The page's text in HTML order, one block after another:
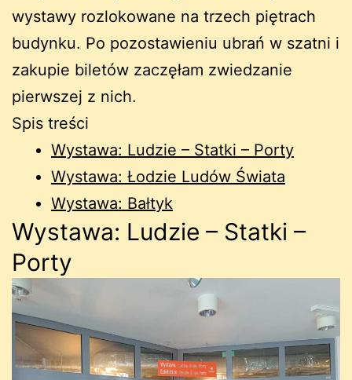
wystawy rozlokowane na trzech piętrach
budynku. Po pozostawieniu ubrań w szatni i
zakupie biletów zaczęłam zwiedzanie
pierwszej z nich.
Spis treści
Wystawa: Ludzie – Statki – Porty
Wystawa: Łodzie Ludów Świata
Wystawa: Bałtyk
Wystawa: Ludzie – Statki –
Porty